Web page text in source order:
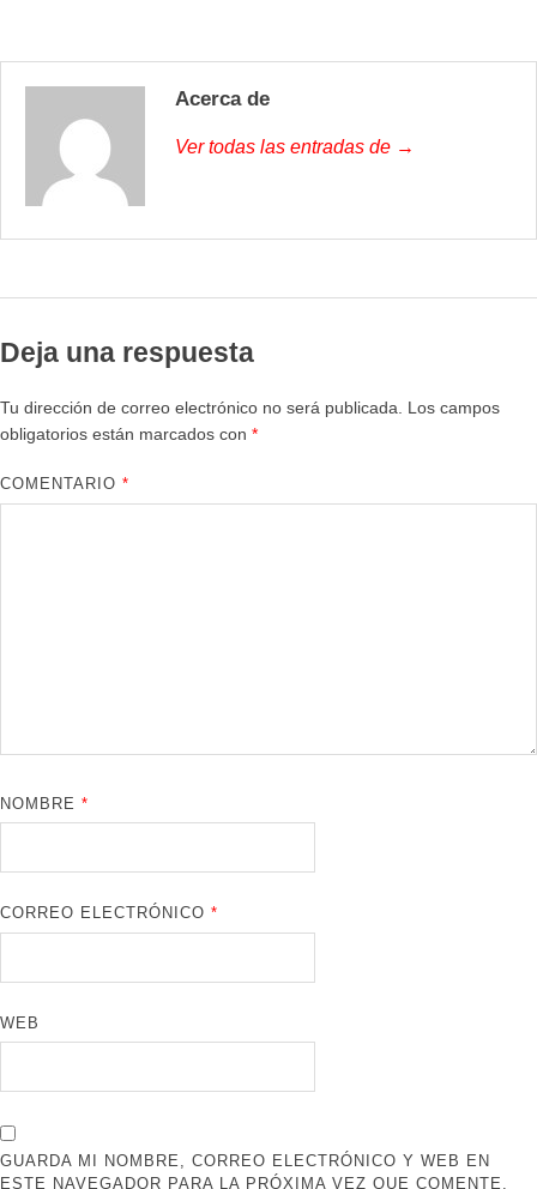
Acerca de
Ver todas las entradas de →
Deja una respuesta
Tu dirección de correo electrónico no será publicada.
Los campos
obligatorios están marcados con *
COMENTARIO*
NOMBRE*
CORREO ELECTRÓNICO*
WEB
GUARDA MI NOMBRE, CORREO ELECTRÓNICO Y WEB EN
ESTE NAVEGADOR PARA LA PRÓXIMA VEZ QUE COMENTE.